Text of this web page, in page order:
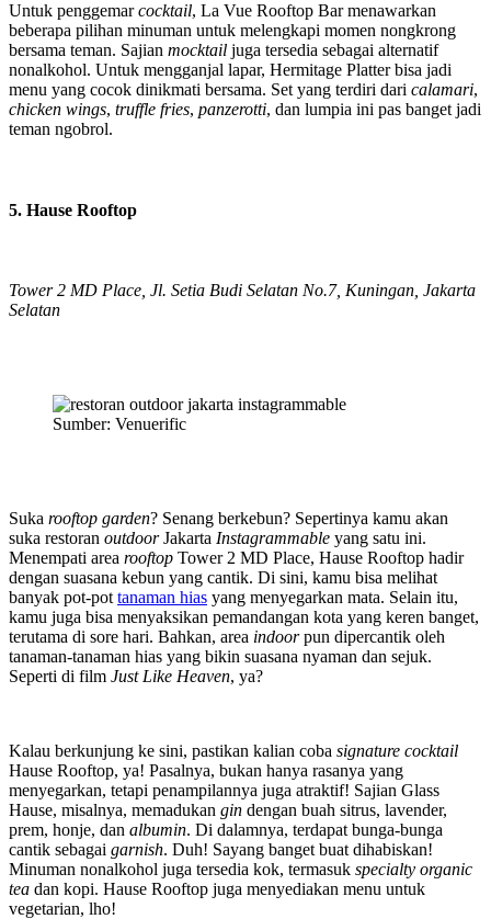
Untuk penggemarcocktail, La Vue Rooftop Bar menawarkan
beberapa pilihan minuman untuk melengkapi momen nongkrong
bersama teman. Sajian mocktail juga tersedia sebagai alternatif
nonalkohol. Untuk mengganjal lapar, Hermitage Platter bisa jadi
menu yang cocok dinikmati bersama. Set yang terdiri dari calamari,
chicken wings, truffle fries, panzerotti, dan lumpia ini pas banget jadi
teman ngobrol.
5. Hause Rooftop
Tower 2 MD Place, Jl. Setia Budi Selatan No.7, Kuningan, Jakarta
Selatan
Sumber: Venuerific
Suka rooftop garden? Senang berkebun? Sepertinya kamu akan
suka restoran outdoorJakarta Instagrammable yang satu ini.
Menempati area rooftop Tower 2 MD Place, Hause Rooftop hadir
dengan suasana kebun yang cantik. Di sini, kamu bisa melihat
banyak pot-pot tanaman hias yang menyegarkan mata. Selain itu,
kamu juga bisa menyaksikan pemandangan kota yang keren banget,
terutama di sore hari. Bahkan, area indoorpun dipercantik oleh
tanaman-tanaman hias yang bikin suasana nyaman dan sejuk.
Seperti di film Just Like Heaven, ya?
Kalau berkunjung ke sini, pastikan kalian coba signature cocktail
Hause Rooftop, ya! Pasalnya, bukan hanya rasanya yang
menyegarkan, tetapi penampilannya juga atraktif! Sajian Glass
Hause, misalnya, memadukan gin dengan buah sitrus, lavender,
prem, honje, dan albumin. Di dalamnya, terdapat bunga-bunga
cantik sebagai garnish. Duh! Sayang banget buat dihabiskan!
Minuman nonalkohol juga tersedia kok, termasuk specialty organic
tea dan kopi. Hause Rooftop juga menyediakan menu untuk
vegetarian, lho!